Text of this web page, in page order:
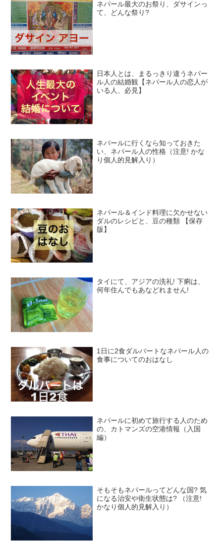
ネパール最大のお祭り、ダサインっ
て、どんな祭り?
日本人とは、まるっきり違うネパー
ル人の結婚観【ネパール人の恋人が
いる人、必見】
ネパールに行くなら知っておきた
い、ネパール人の性格（注意! かな
り個人的見解入り）
ネパール＆インド料理に欠かせない
ダルのレシピと、豆の種類 【保存
版】
タイにて、アジアの洗礼! 下痢は、
何年住んでもあなどれません!
1日に2食ダルバートなネパール人の
食事についてのおはなし
ネパールに初めて旅行する人のため
の、カトマンズの空港情報（入国
編）
そもそもネパールってどんな国? 気
になる治安や衛生状態は? （注意!
かなり個人的見解入り）